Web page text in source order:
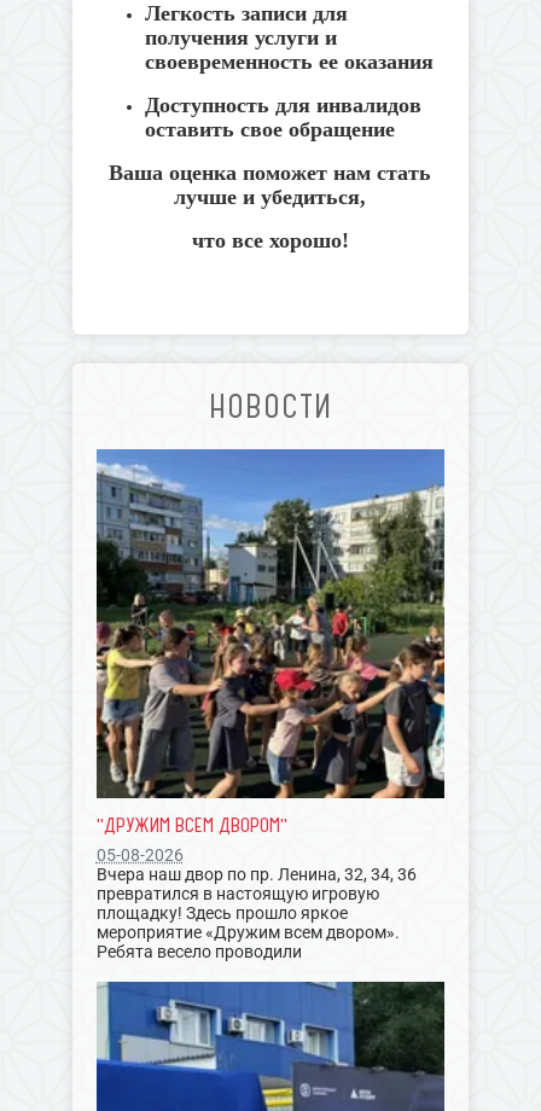
Легкость записи для
получения услуги и
своевременность ее оказания
Доступность для инвалидов
оставить свое обращение
Ваша оценка поможет нам стать
лучше и убедиться,
что все хорошо!
НОВОСТИ
"ДРУЖИМ ВСЕМ ДВОРОМ"
05-08-2026
Вчера наш двор по пр. Ленина, 32, 34, 36
превратился в настоящую игровую
площадку! Здесь прошло яркое
мероприятие «Дружим всем двором».
Ребята весело проводили